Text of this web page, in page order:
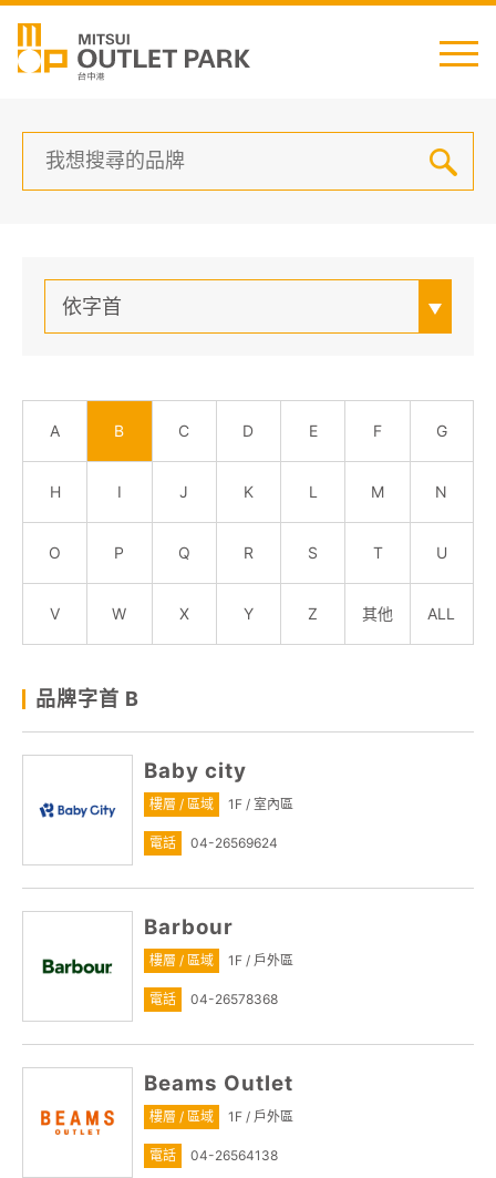
依字首
A B C D E F G
H I J K L M N
O P Q R S T U
V W X Y Z 其他 ALL
品牌字首 B
Baby city
樓層 / 區域 1F / 室內區
電話 04-26569624
Barbour
樓層 / 區域 1F / 戶外區
電話 04-26578368
Beams Outlet
樓層 / 區域 1F / 戶外區
電話 04-26564138